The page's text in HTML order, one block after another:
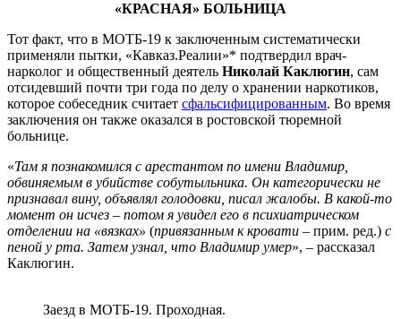
«КРАСНАЯ» БОЛЬНИЦА
Тот факт, что в МОТБ-19 к заключенным систематически
применяли пытки, «Кавказ.Реалии»* подтвердил врач-
нарколог и общественный деятель Николай Каклюгин, сам
отсидевший почти три года по делу о хранении наркотиков,
которое собеседник считает сфальсифицированным. Во время
заключения он также оказался в ростовской тюремной
больнице.
«Там я познакомился с арестантом по имени Владимир,
обвиняемым в убийстве собутыльника. Он категорически не
признавал вину, объявлял голодовки, писал жалобы. В какой-то
момент он исчез – потом я увидел его в психиатрическом
отделении на «вязках» (привязанным к кровати – прим. ред.) с
пеной у рта. Затем узнал, что Владимир умер», – рассказал
Каклюгин.
Заезд в МОТБ-19. Проходная.